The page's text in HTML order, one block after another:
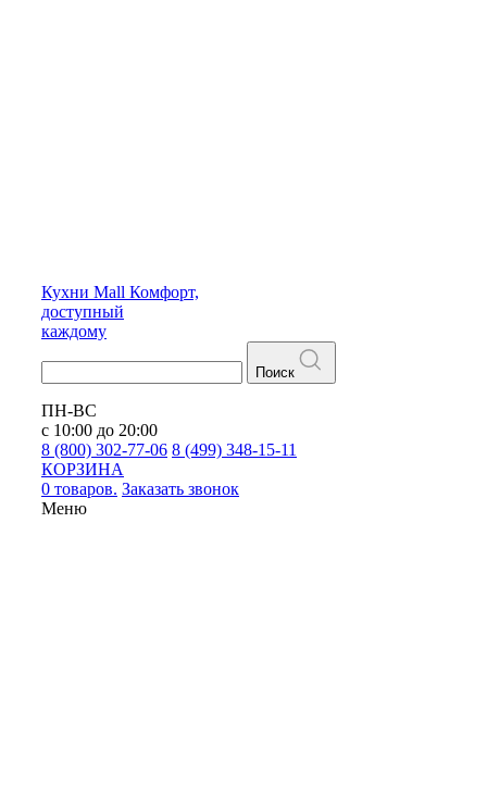
Кухни Mall Комфорт,
доступный
каждому
Поиск
ПН-ВС
с 10:00 до 20:00
8 (800) 302-77-06 8 (499) 348-15-11
КОРЗИНА
0 товаров. Заказать звонок
Меню